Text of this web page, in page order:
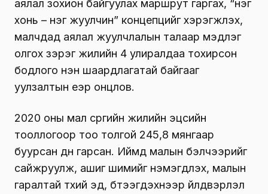
аялал зохион байгуулах маршрут гаргах, “нэг
хонь – нэг жуулчин” концепцийг хэрэгжүүлэх,
малчдад аялал жуулчлалын талаар мэдлэг
олгох зэрэг жилийн 4 улиралдаа тохирсон
бодлого нэн шаардлагатай байгааг
уулзалтын үеэр онцлов.
2020 оны мал сүргийн жилийн эцсийн
тооллогоор тоо толгой 245,8 мянгаар
буурсан дүн гарсан. Иймд малын бэлчээрийг
сайжруулж, ашиг шимийг нэмэгдүүлэх, малын
гаралтай түүхий эд, бүтээгдэхүүнээр үйлдвэрлэл